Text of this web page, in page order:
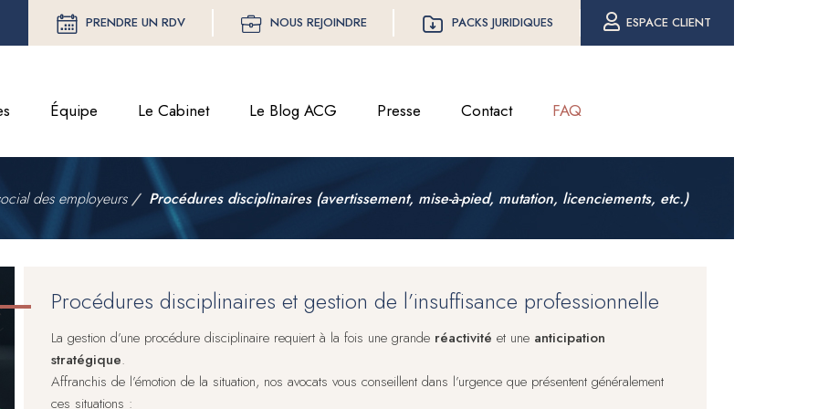
PRENDRE UN RDV NOUS REJOINDRE PACKS JURIDIQUES ESPACE CLIENT
Équipe Le Cabinet Le Blog ACG Presse Contact FAQ
des employeurs Procédures disciplinaires (avertissement, mise-à-pied, mutation, licenciements, etc.)
Procédures disciplinaires et gestion de l’insuffisance professionnelle
La gestion d’une procédure disciplinaire requiert à la fois une grande réactivité et uneanticipation
stratégique.
Affranchis de l’émotion de la situation, nos avocats vous conseillent dans l’urgence que présentent généralement
ces situations :